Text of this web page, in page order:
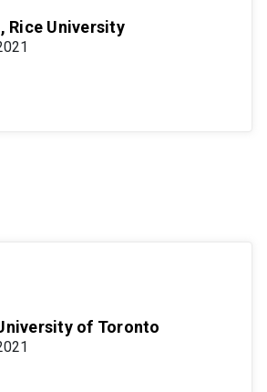
Rice University
of Toronto